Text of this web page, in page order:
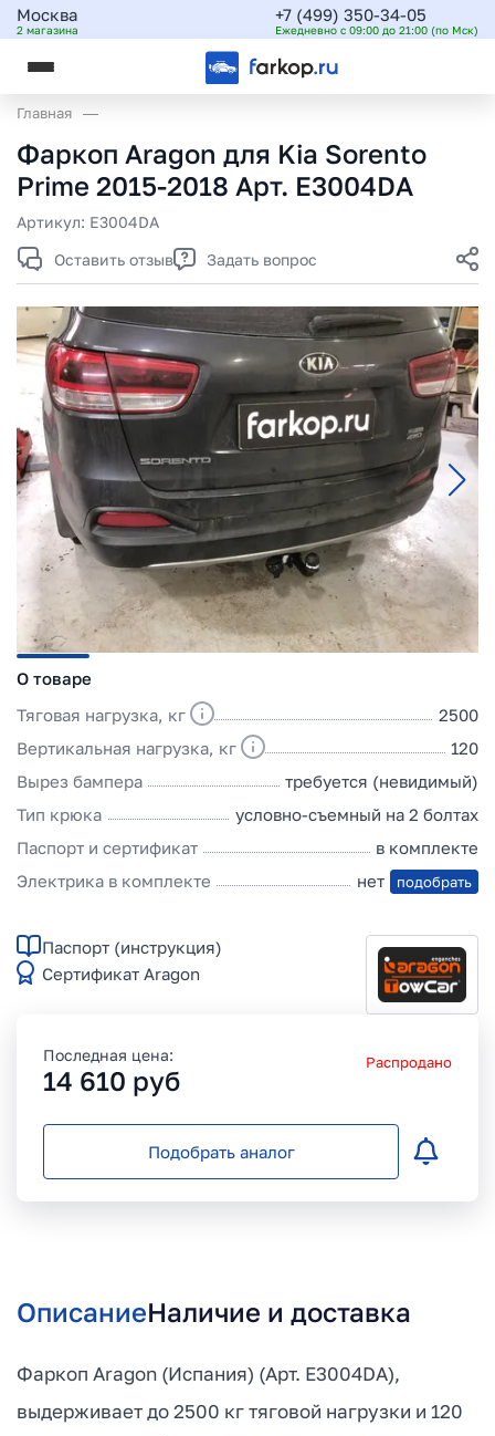
Москва
2 магазина
+7 (499) 350-34-05
Ежедневно с 09:00 до 21:00 (по Мск)
Главная
Фаркоп Aragon для Kia Sorento
Prime 2015-2018 Арт. E3004DA
Артикул: E3004DA
Оставить отзыв
Задать вопрос
О товаре
Тяговая нагрузка, кг
2500
Вертикальная нагрузка, кг
120
Вырез бампера
требуется (невидимый)
Тип крюка
условно-съемный на 2 болтах
Паспорт и сертификат
в комплекте
Электрика в комплекте
нет подобрать
Паспорт (инструкция)
Сертификат Aragon
Последная цена:
14 610 руб
Распродано
Подобрать аналог
ОписаниеНаличие и доставка
Фаркоп Aragon (Испания) (Арт. E3004DA),
выдерживает до 2500 кг тяговой нагрузки и 120